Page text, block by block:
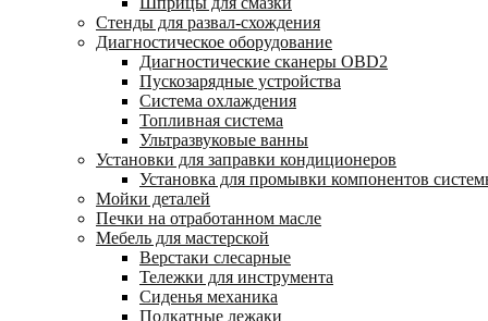
Стенды для развал-схождения
Диагностическое оборудование
Диагностические сканеры OBD2
Пускозарядные устройства
Система охлаждения
Топливная система
Ультразвуковые ванны
Установки для заправки кондиционеров
Установка для промывки компонентов
Мойки деталей
Печки на отработанном масле
Мебель для мастерской
Верстаки слесарные
Тележки для инструмента
Сиденья механика
Подкатные лежаки